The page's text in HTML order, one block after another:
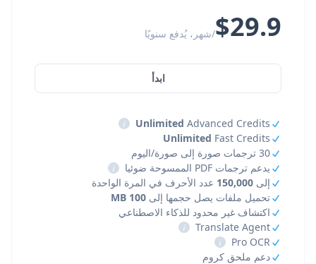
$29.9/شهر، يُدفع سنويًا
ابدأ
Unlimited Advanced Credits
i
Unlimited Fast Credits
30 ترجمات صورة إلى صورة/اليوم
يدعم ترجمات PDF الممسوحة ضوئيا
i
إلى 150,000 عدد الأحرف في المرة الواحدة
تحميل ملفات يصل حجمها إلى 100 MB
اكتشاف غير محدود للذكاء الاصطناعي
Translate Agent
i
Pro OCR
i
دعم ملحق كروم